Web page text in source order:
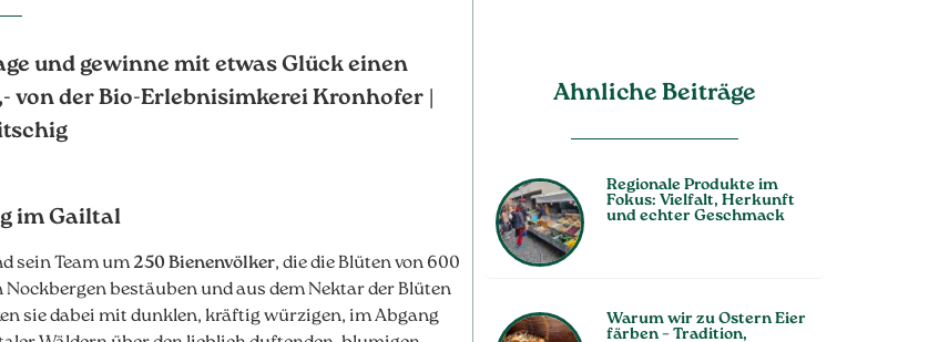
und gewinne mit etwas Glück einen
von der Bio-Erlebnisimkerei Kronhofer |
im Gailtal
sein Team um250 Bienenvölker, die die Blüten von 600
bestäuben und aus dem Nektar der Blüten
sie dabei mit dunklen, kräftig würzigen, im Abgang
Ahnliche Beiträge
Regionale Produkte im
Fokus: Vielfalt, Herkunft
und echter Geschmack
Warum wir zu Ostern Eier
färben – Tradition,